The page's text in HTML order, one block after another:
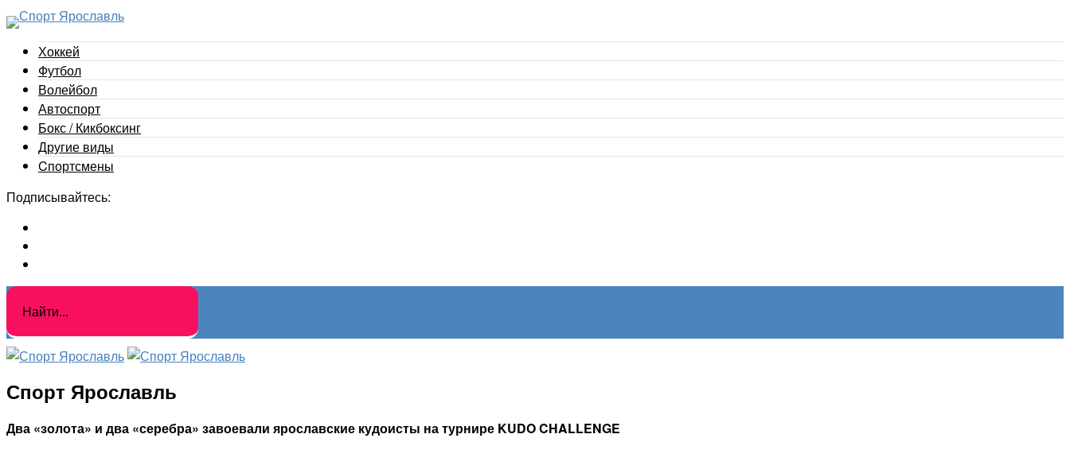
Хоккей
Футбол
Волейбол
Автоспорт
Бокс / Кикбоксинг
Другие виды
Cпортсмены
Подписывайтесь:
Спорт Ярославль
Два «золота» и два «серебра» завоевали ярославские кудоисты на турнире KUDO CHALLENGE